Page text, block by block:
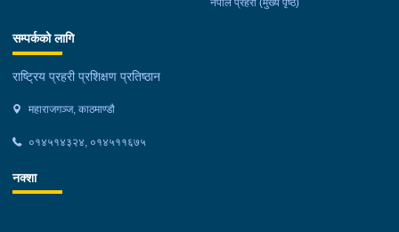
नेपाल प्रहरी (मुख्य पृष्ठ)
सम्पर्कको लागि
राष्ट्रिय प्रहरी प्रशिक्षण प्रतिष्ठान
महाराजगञ्ज, काठमाण्डौ
०१४५१४३२४, ०१४५११६७५
नक्शा